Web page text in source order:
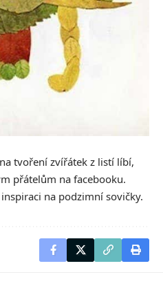
tvoření zvířátek z listí líbí,
přátelům na facebooku.
na podzimní sovičky.